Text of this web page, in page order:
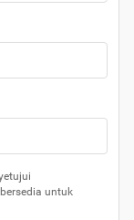
untuk